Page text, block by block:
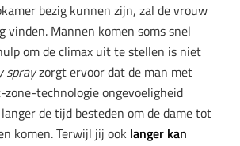
bezig kunnen zijn, zal de vrouw
vinden. Mannen komen soms snel
om de climax uit te stellen is niet
sprayzorgt ervoor dat de man met
zone-technologie ongevoeligheid
de tijd besteden om de dame tot
komen. Terwijl jij ook langer kan